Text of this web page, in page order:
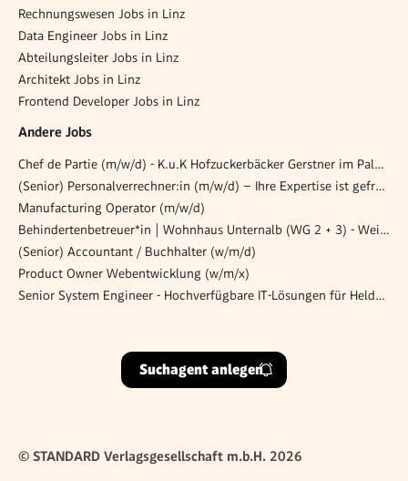
Rechnungswesen Jobs in Linz
Data Engineer Jobs in Linz
Abteilungsleiter Jobs in Linz
Architekt Jobs in Linz
Frontend Developer Jobs in Linz
Andere Jobs
Chef de Partie (m/w/d) - K.u.K Hofzuckerbäcker Gerstner im Palais Todesco
(Senior) Personalverrechner:in (m/w/d) – Ihre Expertise ist gefragt!
Manufacturing Operator (m/w/d)
Behindertenbetreuer*in | Wohnhaus Unternalb (WG 2 + 3) - Weinviertel
(Senior) Accountant / Buchhalter (w/m/d)
Product Owner Webentwicklung (w/m/x)
Senior System Engineer - Hochverfügbare IT-Lösungen für Helden des Alltags! (all genders)
Suchagent anlegen
© STANDARD Verlagsgesellschaft m.b.H. 2026